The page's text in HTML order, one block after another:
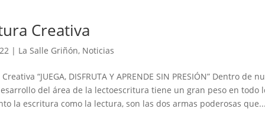
Creativa
| La Salle Griñón, Noticias
“JUEGA, DISFRUTA Y APRENDE SIN PRESIÓN” Dentro de
del área de la lectoescritura tiene un gran peso en todo
la escritura como la lectura, son las dos armas poderosas que...